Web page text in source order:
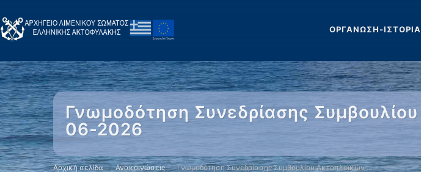
ΟΡΓΑΝΩΣΗ-ΙΣΤΟΡΙΑ
Γνωμοδότηση Συνεδρίασης
06-2026
Αρχική σελίδα Ανακοινώσεις Γνωμοδότηση Συνεδρίασης Συμβουλίου Ακτοπλοϊκών …